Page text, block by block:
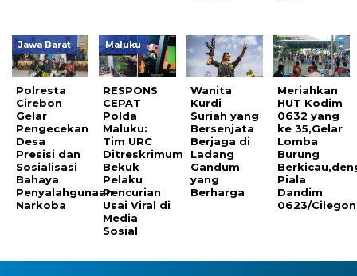
Jawa Barat
Polresta
Cirebon
Gelar
Pengecekan
Desa
Presisi dan
Sosialisasi
Bahaya
Penyalahgunaan
Narkoba
Maluku
RESPONS
CEPAT
Polda
Maluku:
Tim URC
Ditreskrimum
Bekuk
Pelaku
Pencurian
Usai Viral di
Media
Sosial
Wanita
Kurdi
Suriah yang
Bersenjata
Berjaga di
Ladang
Gandum
yang
Berharga
Meriahkan
HUT Kodim
0632 yang
ke 35,Gelar
Lomba
Burung
Piala
Dandim
0623/